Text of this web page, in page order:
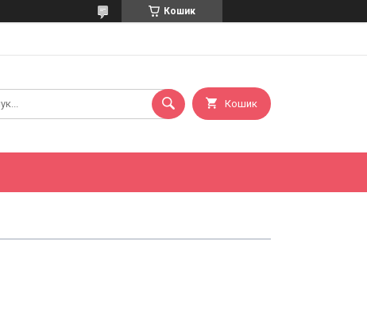
Кошик
Кошик